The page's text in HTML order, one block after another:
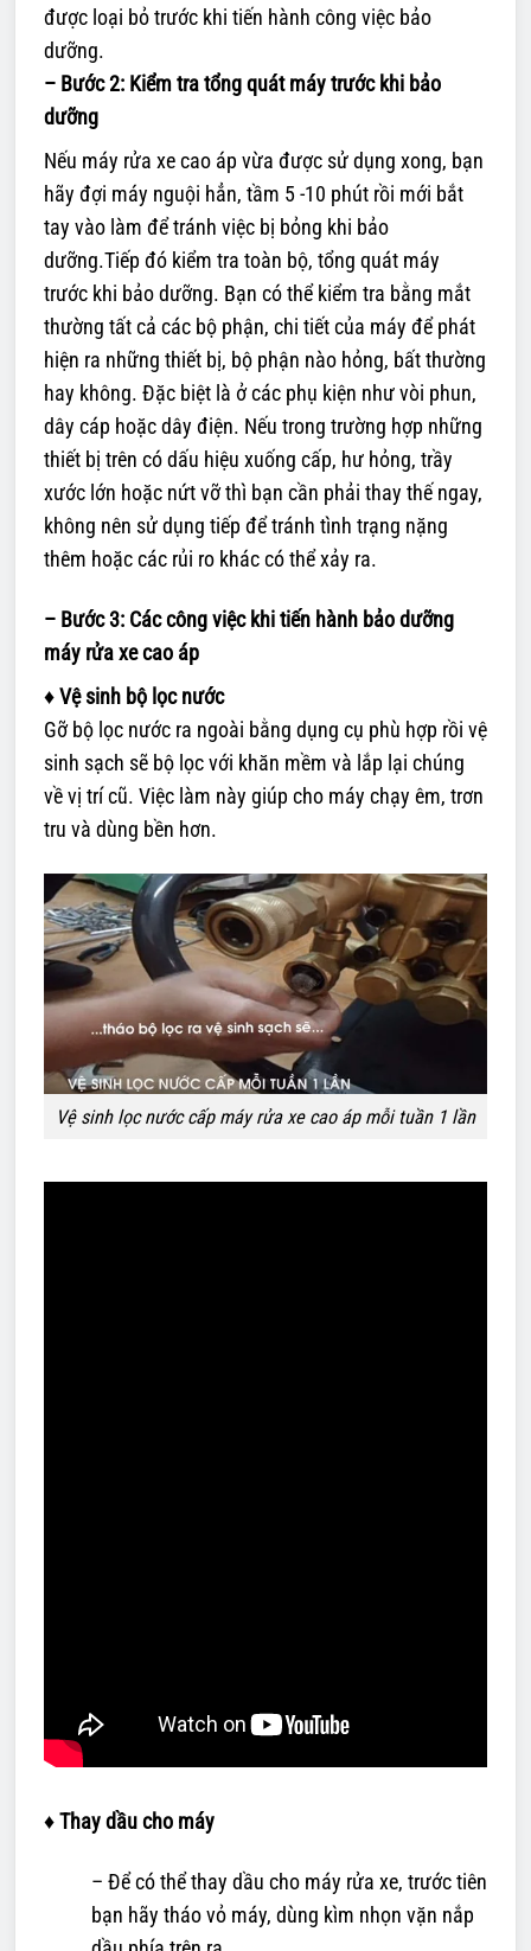
được loại bỏ trước khi tiến hành công việc bảo
dưỡng.
– Bước 2: Kiểm tra tổng quát máy trước khi bảo
dưỡng
Nếu máy rửa xe cao áp vừa được sử dụng xong, bạn
hãy đợi máy nguội hẳn, tầm 5 -10 phút rồi mới bắt
tay vào làm để tránh việc bị bỏng khi bảo
dưỡng.Tiếp đó kiểm tra toàn bộ, tổng quát máy
trước khi bảo dưỡng. Bạn có thể kiểm tra bằng mắt
thường tất cả các bộ phận, chi tiết của máy để phát
hiện ra những thiết bị, bộ phận nào hỏng, bất thường
hay không. Đặc biệt là ở các phụ kiện như vòi phun,
dây cáp hoặc dây điện. Nếu trong trường hợp những
thiết bị trên có dấu hiệu xuống cấp, hư hỏng, trầy
xước lớn hoặc nứt vỡ thì bạn cần phải thay thế ngay,
không nên sử dụng tiếp để tránh tình trạng nặng
thêm hoặc các rủi ro khác có thể xảy ra.
– Bước 3: Các công việc khi tiến hành bảo dưỡng
máy rửa xe cao áp
♦ Vệ sinh bộ lọc nước
Gỡ bộ lọc nước ra ngoài bằng dụng cụ phù hợp rồi vệ
sinh sạch sẽ bộ lọc với khăn mềm và lắp lại chúng
về vị trí cũ. Việc làm này giúp cho máy chạy êm, trơn
tru và dùng bền hơn.
Vệ sinh lọc nước cấp máy rửa xe cao áp mỗi tuần 1 lần
♦ Thay dầu cho máy
– Để có thể thay dầu cho máy rửa xe, trước tiên
bạn hãy tháo vỏ máy, dùng kìm nhọn vặn nắp